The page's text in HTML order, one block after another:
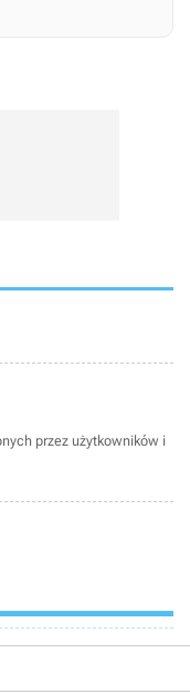
przez użytkowników i